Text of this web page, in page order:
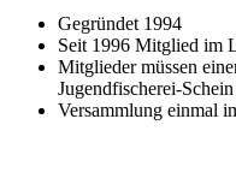
Gegründet 1994
Seit 1996 Mitglied im
Mitglieder müssen
Jugendfischerei-
Versammlung einmal